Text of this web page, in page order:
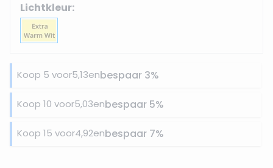
Lichtkleur:
Koop 5 voor5,13enbespaar 3%
Koop 10 voor5,03enbespaar 5%
Koop 15 voor4,92enbespaar 7%